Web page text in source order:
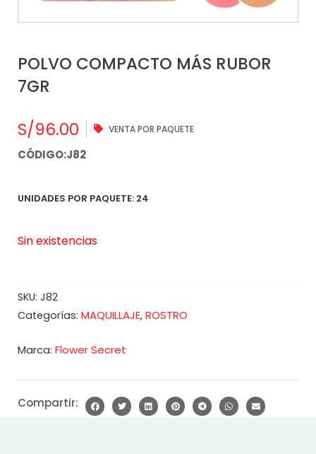
POLVO COMPACTO MÁS RUBOR
7GR
S/96.00 VENTA POR PAQUETE
CÓDIGO:J82
UNIDADES POR PAQUETE: 24
Sin existencias
SKU: J82
Categorías: MAQUILLAJE, ROSTRO
Marca: Flower Secret
Compartir: